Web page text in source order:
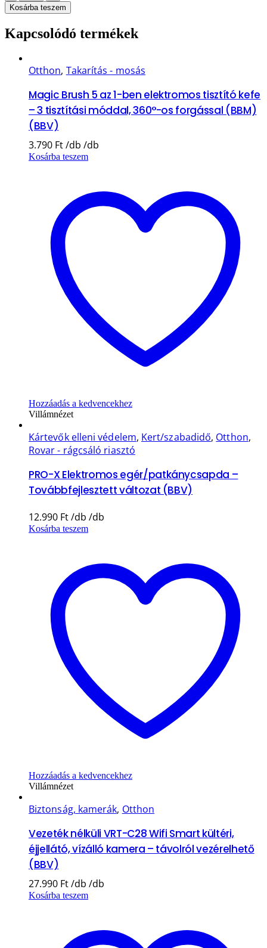
Kosárba teszem
Kapcsolódó termékek
Otthon, Takarítás - mosás
Magic Brush 5 az 1-ben elektromos tisztító kefe
– 3 tisztítási móddal, 360°-os forgással (BBM)
(BBV)
3.790 Ft
Kosárba teszem
Hozzáadás a kedvencekhez
Villámnézet
Kártevők elleni védelem, Kert/szabadidő, Otthon,
Rovar - rágcsáló riasztó
PRO-X Elektromos egér/patkánycsapda –
Továbbfejlesztett változat (BBV)
12.990 Ft
Kosárba teszem
Hozzáadás a kedvencekhez
Villámnézet
Biztonság, kamerák, Otthon
Vezeték nélküli VRT-C28 Wifi Smart kültéri,
éjjellátó, vízálló kamera – távolról vezérelhető
(BBV)
27.990 Ft
Kosárba teszem